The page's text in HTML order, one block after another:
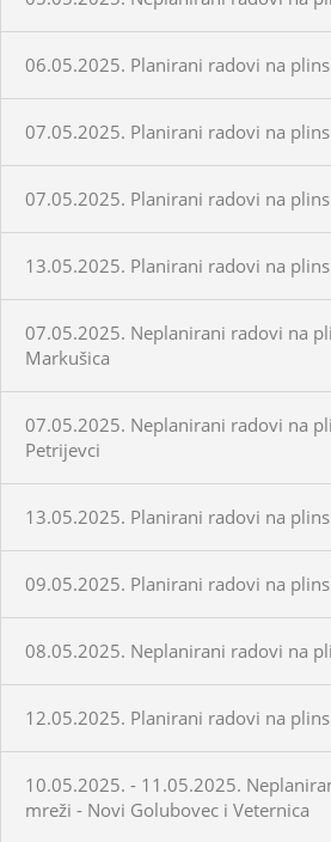
06.05.2025. Planirani radovi na
07.05.2025. Planirani radovi na
07.05.2025. Planirani radovi na
13.05.2025. Planirani radovi na
07.05.2025. Neplanirani radovi na
Markušica
07.05.2025. Neplanirani radovi na
Petrijevci
13.05.2025. Planirani radovi na
09.05.2025. Planirani radovi na
08.05.2025. Neplanirani radovi na
12.05.2025. Planirani radovi na
10.05.2025. - 11.05.2025.
mreži - Novi Golubovec i Veternica